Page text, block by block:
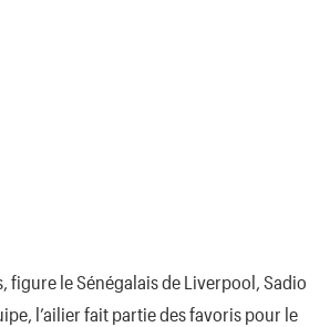
figure le Sénégalais de Liverpool, Sadio
l’ailier fait partie des favoris pour le